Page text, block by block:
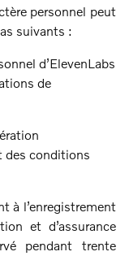
personnel peut
suivants :
d’ElevenLabs
de
des conditions
à l’enregistrement
et d’assurance
pendant trente